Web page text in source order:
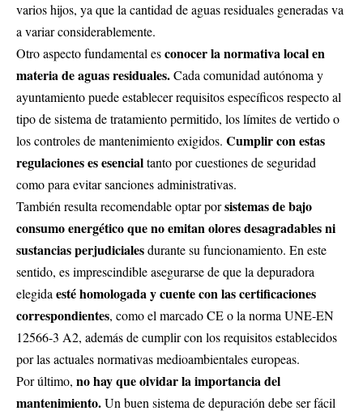
varios hijos, ya que la cantidad de aguas residuales generadas va
a variar considerablemente.
Otro aspecto fundamental esconocer la normativa local en
materia de aguas residuales.Cada comunidad autónoma y
ayuntamiento puede establecer requisitos específicos respecto al
tipo de sistema de tratamiento permitido, los límites de vertido o
los controles de mantenimiento exigidos. Cumplir con estas
regulaciones es esencialtanto por cuestiones de seguridad
como para evitar sanciones administrativas.
También resulta recomendable optar porsistemas de bajo
consumo energético que no emitan olores desagradables ni
sustancias perjudicialesdurante su funcionamiento. En este
sentido, es imprescindible asegurarse de que la depuradora
elegidaesté homologada y cuente con las certificaciones
correspondientes, como el marcado CE o la norma UNE-EN
12566-3 A2, además de cumplir con los requisitos establecidos
por las actuales normativas medioambientales europeas.
Por último, no hay que olvidar la importancia del
mantenimiento.Un buen sistema de depuración debe ser fácil